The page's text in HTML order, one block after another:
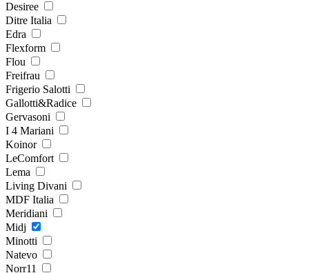
Desiree
Ditre Italia
Edra
Flexform
Flou
Freifrau
Frigerio Salotti
Gallotti&Radice
Gervasoni
I 4 Mariani
Koinor
LeComfort
Lema
Living Divani
MDF Italia
Meridiani
Midj
Minotti
Natevo
Norr11